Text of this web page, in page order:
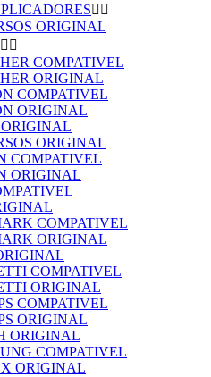
 
ORIGINAL
 
COMPATIVEL
ORIGINAL
COMPATIVEL
ORIGINAL
ORIGINAL
COMPATIVEL
ORIGINAL
COMPATIVEL
ORIGINAL
COMPATIVEL
ORIGINAL
COMPATIVEL
ORIGINAL
ORIGINAL
COMPATIVEL
ORIGINAL